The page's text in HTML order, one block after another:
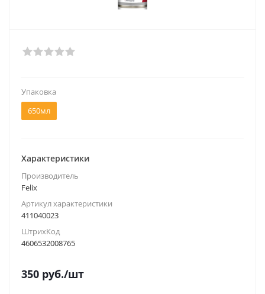
Упаковка
650мл
Характеристики
Производитель
Felix
Артикул характеристики
411040023
ШтрихКод
4606532008765
350 руб./шт